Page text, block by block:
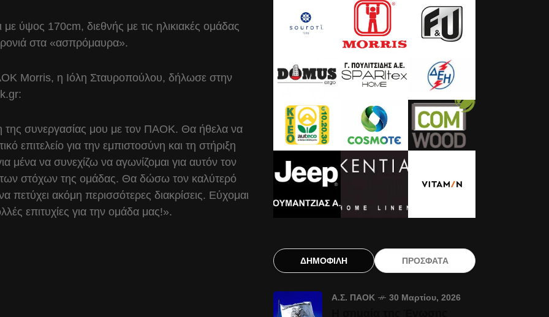
ύψος 170cm, διεθνής με τις ηλικιακές ομάδας
στα «ασπρόμαυρα».
Morris, η Ιόλη Σταυροπούλου, δήλωσε στην
της συνεργασίας μου με τον ΠΑΟΚ. Θα ήθελα να
επιτελείο για την εμπιστοσύνη και τη στήριξη
μένα να συνεχίζω να αγωνίζομαι για αυτόν τον
στόχων της ομάδας. Θα δώσω τον καλύτερό
ακόμη περισσότερες διακρίσεις. Εύχομαι
επιτυχίες για την ομάδα μας!».
ΔΗΜΟΦΙΛΗ ΠΡΟΣΦΑΤΑ
Α.Σ. ΠΑΟΚ 30 Μαρτίου, 2026